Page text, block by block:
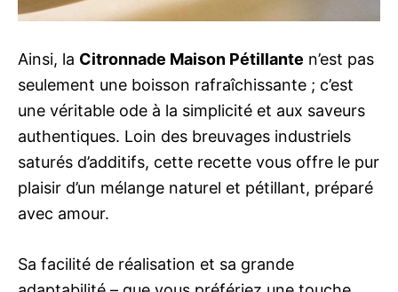
Ainsi, la Citronnade Maison Pétillante n’est pas
seulement une boisson rafraîchissante ; c’est
une véritable ode à la simplicité et aux saveurs
authentiques. Loin des breuvages industriels
saturés d’additifs, cette recette vous offre le pur
plaisir d’un mélange naturel et pétillant, préparé
avec amour.
Sa facilité de réalisation et sa grande